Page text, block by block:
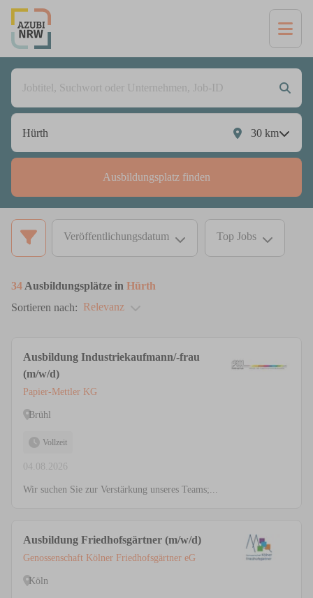
30 km
Ausbildungsplatz finden
Veröffentlichungsdatum Top Jobs
34 Ausbildungsplätze in Hürth
Sortieren nach: Relevanz
Ausbildung Industriekaufmann/-frau
(m/w/d)
Papier-Mettler KG
Brühl
Vollzeit
04.08.2026
Wir suchen Sie zur Verstärkung unseres Teams;...
Ausbildung Friedhofsgärtner (m/w/d)
Genossenschaft Kölner Friedhofsgärtner eG
Köln